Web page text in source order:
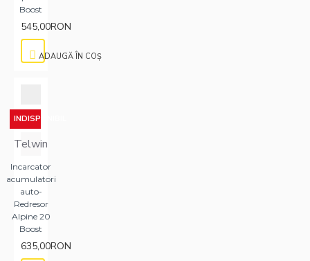
Boost
545,00RON
ADAUGĂ ÎN COŞ
INDISPONIBIL
Telwin
Incarcator
acumulatori
auto-
Redresor
Alpine 20
Boost
635,00RON